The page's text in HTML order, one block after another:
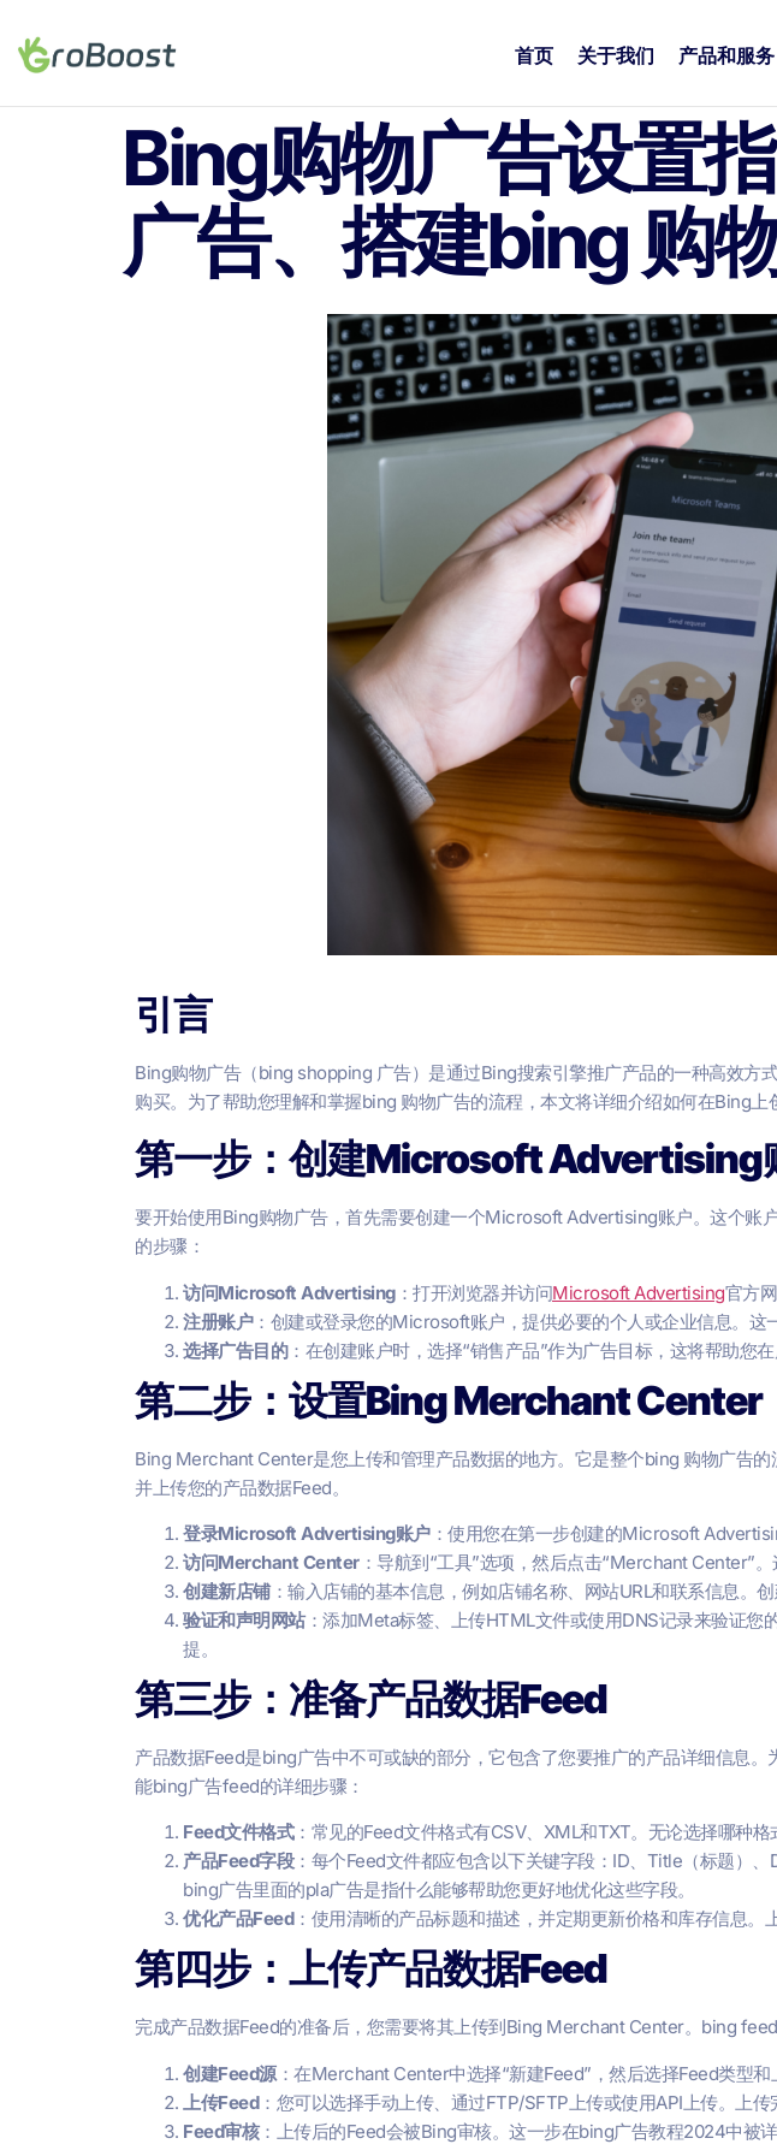
首页 关于我们 产品和服务
Bing购物广告设置
广告、搭建bing 购
引言
Bing购物广告（bing shopping 广告）是通过Bing搜索引擎推广产品的一种高效方
购买。为了帮助您理解和掌握bing 购物广告的流程，本文将详细介绍如何在Bing上
第一步：创建Microsoft Advertising
要开始使用Bing购物广告，首先需要创建一个Microsoft Advertising账户。这个账
的步骤：
访问Microsoft Advertising：打开浏览器并访问Microsoft Advertising官方
注册账户：创建或登录您的Microsoft账户，提供必要的个人或企业信息。这
选择广告目的：在创建账户时，选择“销售产品”作为广告目标，这将帮助您
第二步：设置Bing Merchant Center
Bing Merchant Center是您上传和管理产品数据的地方。它是整个bing 购物广告
并上传您的产品数据Feed。
登录Microsoft Advertising账户：使用您在第一步创建的Microsoft
访问Merchant Center：导航到“工具”选项，然后点击“Merchant Center”
创建新店铺：输入店铺的基本信息，例如店铺名称、网站URL和联系信息。
验证和声明网站：添加Meta标签、上传HTML文件或使用DNS记录来验证
提。
第三步：准备产品数据Feed
产品数据Feed是bing广告中不可或缺的部分，它包含了您要推广的产品详细信息
能bing广告feed的详细步骤：
Feed文件格式：常见的Feed文件格式有CSV、XML和TXT。无论选择哪种格
产品Feed字段：每个Feed文件都应包含以下关键字段：ID、Title（标题）
bing广告里面的pla广告是指什么能够帮助您更好地优化这些字段。
优化产品Feed：使用清晰的产品标题和描述，并定期更新价格和库存信息。
第四步：上传产品数据Feed
完成产品数据Feed的准备后，您需要将其上传到Bing Merchant Center。bing
创建Feed源：在Merchant Center中选择“新建Feed”，然后选择Feed类型和
上传Feed：您可以选择手动上传、通过FTP/SFTP上传或使用API上传。上
Feed审核：上传后的Feed会被Bing审核。这一步在bing广告教程2024中被详